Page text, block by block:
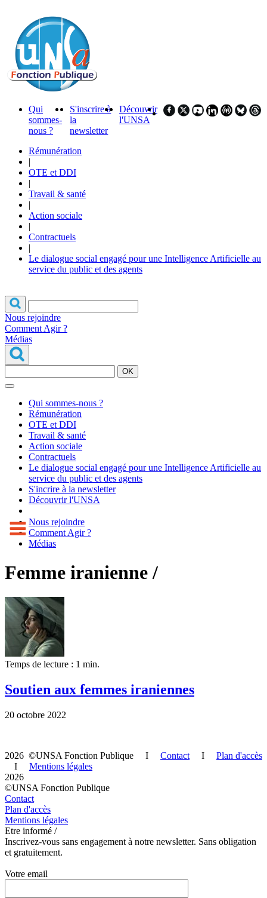
Qui
sommes-
nous ?
S'inscrire à
la
newsletter
Découvrir
l'UNSA
Rémunération
|
OTE et DDI
|
Travail & santé
|
Action sociale
|
Contractuels
|
Le dialogue social engagé pour une Intelligence Artificielle au
service du public et des agents
Nous rejoindre
Comment Agir ?
Médias
OK
Qui sommes-nous ?
Rémunération
OTE et DDI
Travail & santé
Action sociale
Contractuels
Le dialogue social engagé pour une Intelligence Artificielle au
service du public et des agents
S'incrire à la newsletter
Découvrir l'UNSA
Nous rejoindre
Comment Agir ?
Médias
Femme iranienne /
Temps de lecture : 1 min.
Soutien aux femmes iraniennes
20 octobre 2022
2026 ©UNSA Fonction Publique I Contact I Plan d'accès
I Mentions légales
2026
©UNSA Fonction Publique
Contact
Plan d'accès
Mentions légales
Etre informé /
Inscrivez-vous sans engagement à notre newsletter. Sans obligation
et gratuitement.
Votre email